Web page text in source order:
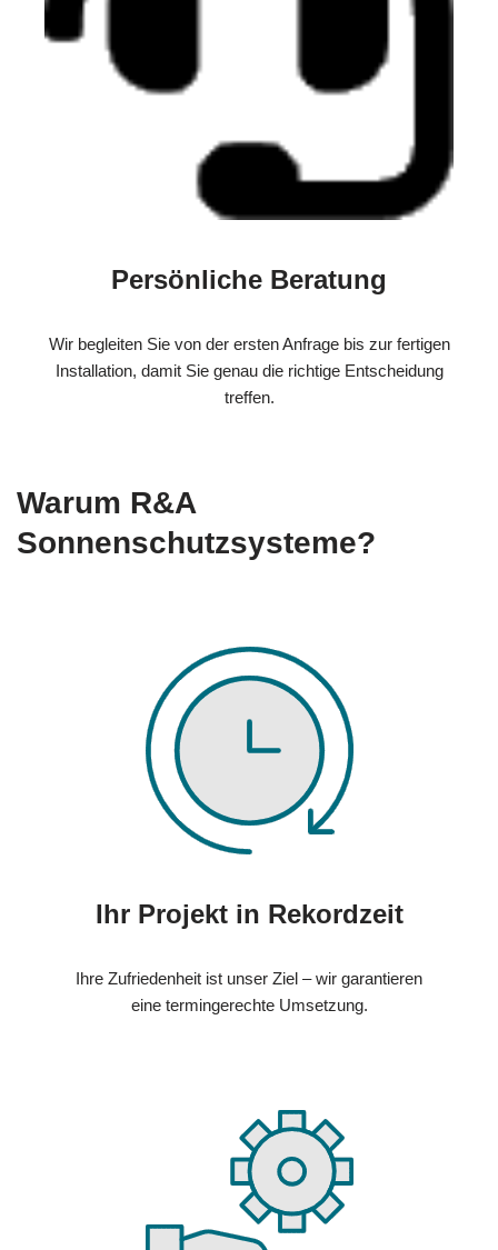
Persönliche Beratung
Wir begleiten Sie von der ersten Anfrage bis zur fertigen
Installation, damit Sie genau die richtige Entscheidung
treffen.
Warum R&A
Sonnenschutzsysteme?
Ihr Projekt in Rekordzeit
Ihre Zufriedenheit ist unser Ziel – wir garantieren
eine termingerechte Umsetzung.